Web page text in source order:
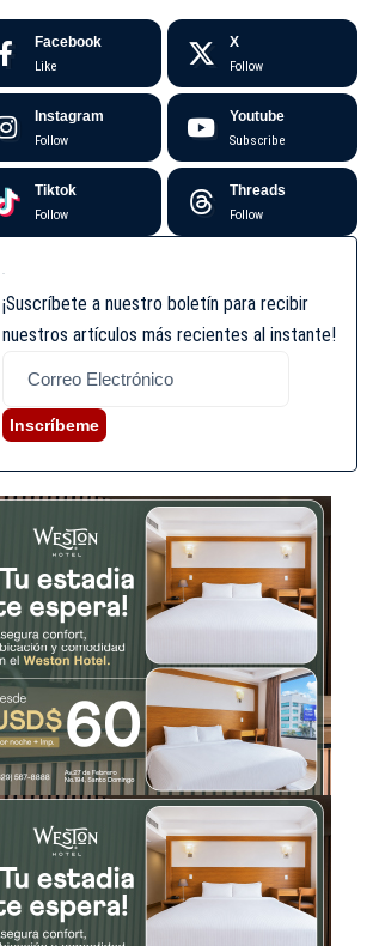
Facebook
Like
X
Follow
Instagram
Follow
Youtube
Subscribe
Tiktok
Follow
Threads
Follow
¡Suscríbete a nuestro boletín para recibir
nuestros artículos más recientes al instante!
Inscríbeme